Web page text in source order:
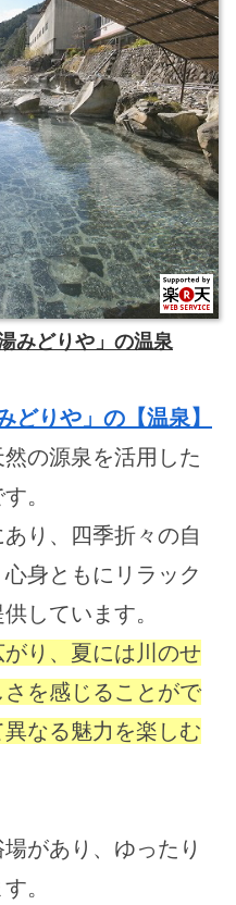
みどりや」の温泉
どりや」の【温泉】
の源泉を活用した
。
り、四季折々の自
身ともにリラック
しています。
り、夏には川のせ
を感じることがで
なる魅力を楽しむ
があり、ゆったり
。